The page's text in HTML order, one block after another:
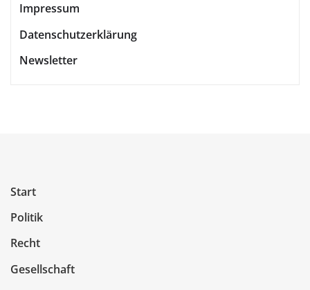
Impressum
Datenschutzerklärung
Newsletter
Start
Politik
Recht
Gesellschaft